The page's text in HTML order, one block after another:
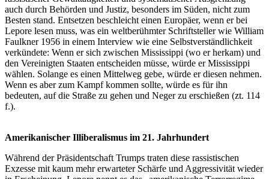
auch durch Behörden und Justiz, besonders im Süden, nicht zum
Besten stand. Entsetzen beschleicht einen Europäer, wenn er bei
Lepore lesen muss, was ein weltberühmter Schriftsteller wie William
Faulkner 1956 in einem Interview wie eine Selbstverständlichkeit
verkündete: Wenn er sich zwischen Mississippi (wo er herkam) und
den Vereinigten Staaten entscheiden müsse, würde er Mississippi
wählen. Solange es einen Mittelweg gebe, würde er diesen nehmen.
Wenn es aber zum Kampf kommen sollte, würde es für ihn
bedeuten, auf die Straße zu gehen und Neger zu erschießen (zt. 114
f.).
Amerikanischer Illiberalismus im 21. Jahrhundert
Während der Präsidentschaft Trumps traten diese rassistischen
Exzesse mit kaum mehr erwarteter Schärfe und Aggressivität wieder